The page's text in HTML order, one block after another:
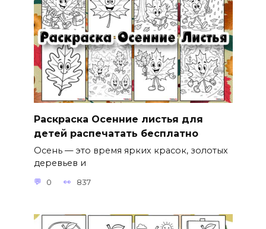
Раскраска Осенние листья для
детей распечатать бесплатно
Осень — это время ярких красок, золотых
деревьев и
0 837